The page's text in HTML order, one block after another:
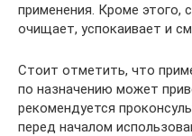
применения. Кроме этого,
очищает, успокаивает и
Стоит отметить, что
по назначению может
рекомендуется
перед началом